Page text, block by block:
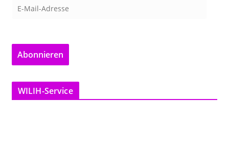
a
l
-
Abonnieren
WILIH-Service